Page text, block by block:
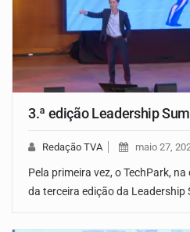
3.ª edição Leadership
Redação TVA maio 27,
Pela primeira vez, o TechPark,
da terceira edição da Leadership